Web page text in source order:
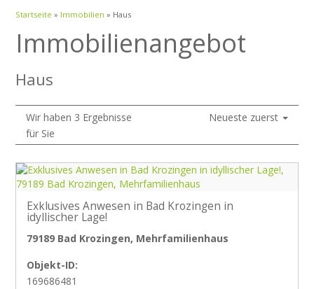
Startseite » Immobilien » Haus
Immobilien­angebot
Haus
Wir haben 3 Ergebnisse
für Sie
Neueste zuerst
Exklusives Anwesen in Bad Krozingen in
idyllischer Lage!
79189 Bad Krozingen, Mehrfamilienhaus
Objekt-ID:
169686481